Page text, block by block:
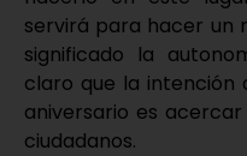
servirá para hacer un
significado la
claro que la intención
aniversario es
ciudadanos.